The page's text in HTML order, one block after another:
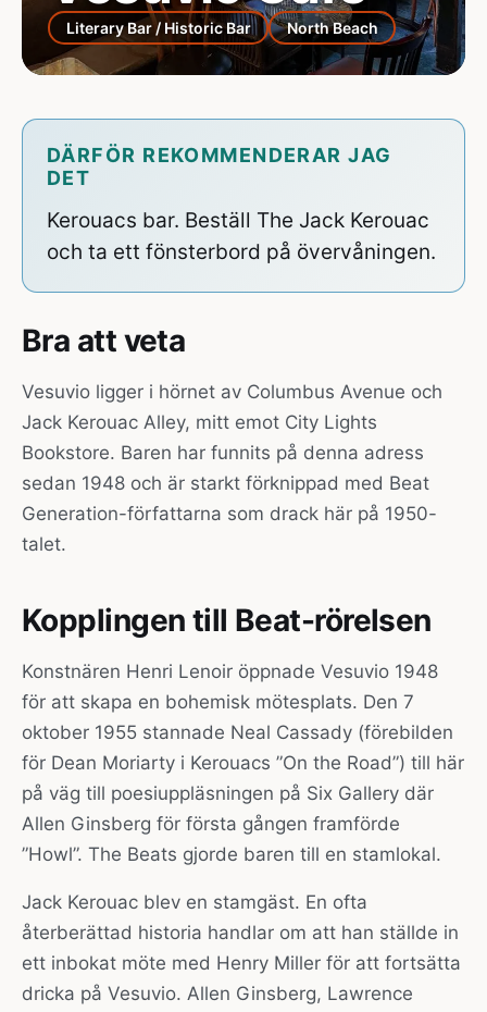
Literary Bar / Historic Bar North Beach
Bra att veta
Vesuvio ligger i hörnet av Columbus Avenue och
Jack Kerouac Alley, mitt emot City Lights
Bookstore. Baren har funnits på denna adress
sedan 1948 och är starkt förknippad med Beat
Generation-författarna som drack här på 1950-
talet.
Kopplingen till Beat-rörelsen
Konstnären Henri Lenoir öppnade Vesuvio 1948
för att skapa en bohemisk mötesplats. Den 7
oktober 1955 stannade Neal Cassady (förebilden
för Dean Moriarty i Kerouacs ”On the Road”) till här
på väg till poesiuppläsningen på Six Gallery där
Allen Ginsberg för första gången framförde
”Howl”. The Beats gjorde baren till en stamlokal.
Jack Kerouac blev en stamgäst. En ofta
återberättad historia handlar om att han ställde in
ett inbokat möte med Henry Miller för att fortsätta
dricka på Vesuvio. Allen Ginsberg, Lawrence
DÄRFÖR REKOMMENDERAR JAG
DET
Kerouacs bar. Beställ The Jack Kerouac
och ta ett fönsterbord på övervåningen.